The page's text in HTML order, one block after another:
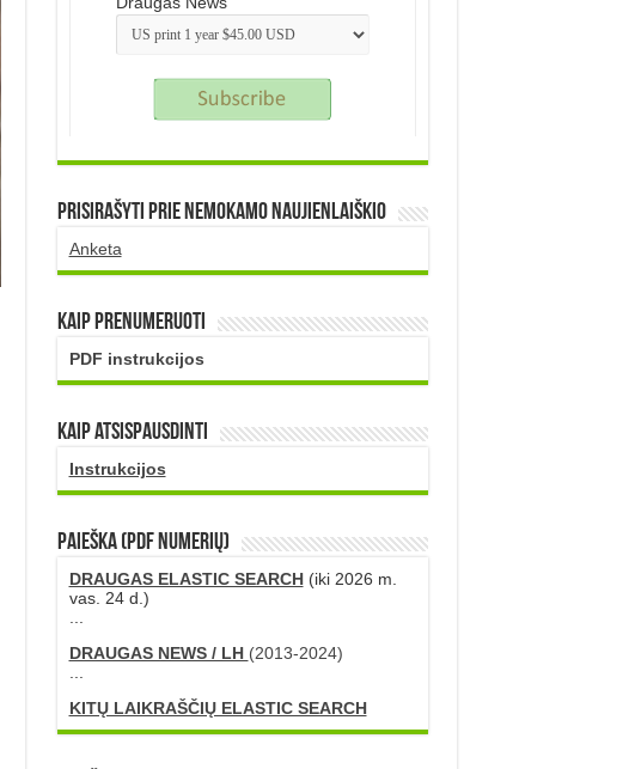
Prisirašyti prie nemokamo naujienlaiškio
Anketa
Kaip prenumeruoti
PDF instrukcijos
Kaip atsispausdinti
Instrukcijos
PAIEŠKA (PDF numerių)
DRAUGAS ELASTIC SEARCH(iki 2026 m.
vas. 24 d.)
...
DRAUGAS NEWS / LH (2013-2024)
...
KITŲ LAIKRAŠČIŲ ELASTIC SEARCH